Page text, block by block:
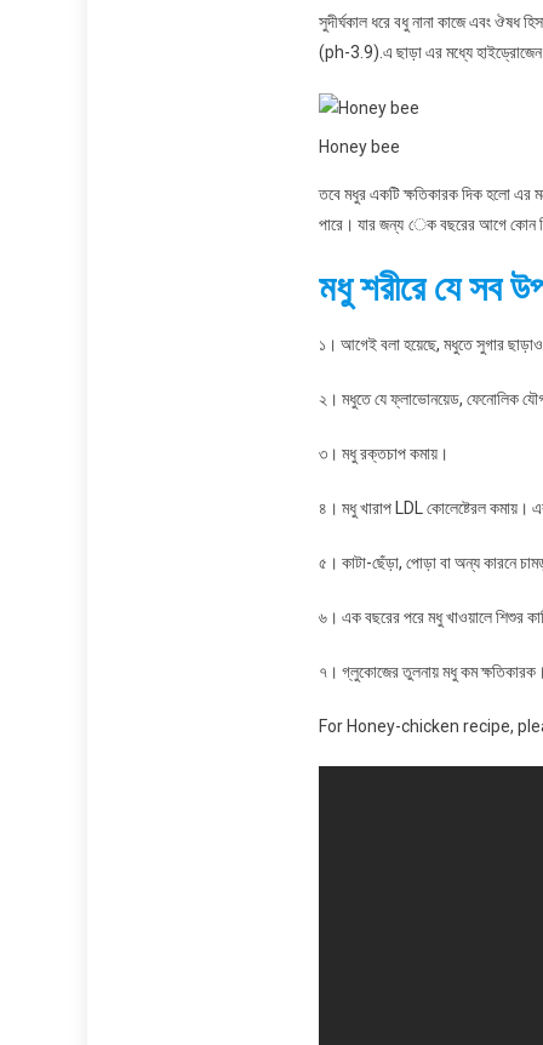
সুদীর্ঘকাল ধরে বধু নানা কাজে এবং ঔষধ
(ph-3.9).এ ছাড়া এর মধ্যে হাইড্রোজেন
Honey bee
তবে মধুর একটি ক্ষতিকারক দিক হলো এর
পারে। যার জন্য েক বছরের আগে কোন
মধু শরীরে যে সব
১। আগেই বলা হয়েছে, মধুতে সুগার
২। মধুতে যে ফ্লাভোনয়েড, ফেনোলিক যৌগ
৩। মধু রক্তচাপ কমায়।
৪। মধু খারাপ LDL কোলেষ্টেরল কমায়।
৫। কাটা-ছেঁড়া, পোড়া বা অন্য কারনে
৬। এক বছরের পরে মধু খাওয়ালে শিশুর
৭। গ্লুকোজের তুলনায় মধু কম ক্ষতিকারক।
For Honey-chicken recipe,